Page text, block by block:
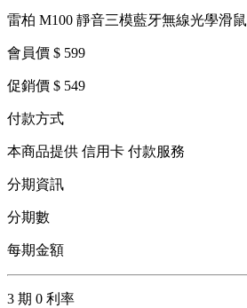
雷柏 M100 靜音三模藍牙無線光學滑鼠
會員價 $ 599
促銷價 $ 549
付款方式
本商品提供 信用卡 付款服務
分期資訊
分期數
每期金額
3 期 0 利率